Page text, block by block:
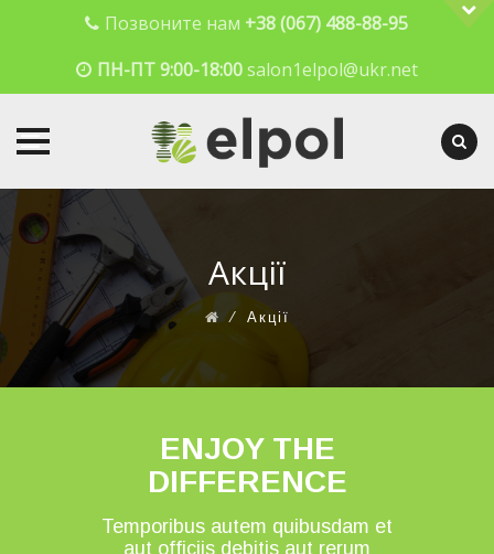
Позвоните нам +38 (067) 488-88-95
ПН-ПТ 9:00-18:00 salon1elpol@ukr.net
Акції
⁄ Акції
ENJOY THE
DIFFERENCE
Temporibus autem quibusdam et
aut officiis debitis aut rerum